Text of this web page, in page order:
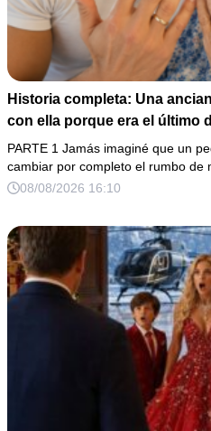
Historia completa: Una
con ella porque era el último
antes de morir. Después de
puso en mis manos una vieja
había conservado durante
PARTE 1 Jamás imaginé que un
cambiar por completo el rumbo de
08/08/2026 16:10